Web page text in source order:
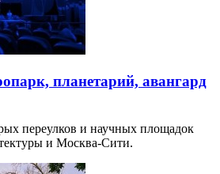
планетарий, авангард
переулков и научных площадок
и Москва-Сити.